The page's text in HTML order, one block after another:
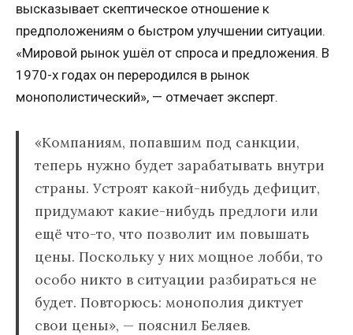
высказывает скептическое отношение к
предположениям о быстром улучшении ситуации.
«Мировой рынок ушёл от спроса и предложения. В
1970-х годах он переродился в рынок
монополистический», — отмечает эксперт.
«Компаниям, попавшим под санкции,
теперь нужно будет зарабатывать внутри
страны. Устроят какой-нибудь дефицит,
придумают какие-нибудь предлоги или
ещё что-то, что позволит им повышать
цены. Поскольку у них мощное лобби, то
особо никто в ситуации разбираться не
будет. Повторюсь: монополия диктует
свои цены», — пояснил Беляев.